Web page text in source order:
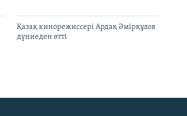
Қазақ кинорежиссері Ардақ Әмірқұлов
дүниеден өтті